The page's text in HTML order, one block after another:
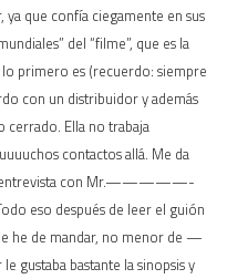
que confía ciegamente en sus
del “filme”, que es la
primero es (recuerdo: siempre
con un distribuidor y además
cerrado. Ella no trabaja
contactos allá. Me da
entrevista con Mr.—————-
eso después de leer el guión
he de mandar, no menor de —
gustaba bastante la sinopsis y